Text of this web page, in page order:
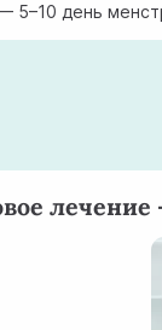
день
лечение